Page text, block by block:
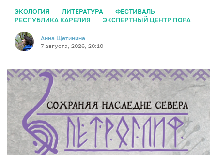
ЭКОЛОГИЯ ЛИТЕРАТУРА
ФЕСТИВАЛЬ
РЕСПУБЛИКА КАРЕЛИЯ
ЭКСПЕРТНЫЙ ЦЕНТР ПОРА
Анна Щетинина
7 августа, 2026, 20:10